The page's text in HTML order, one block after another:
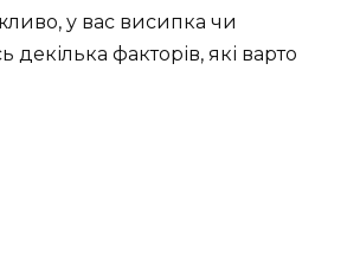
у вас висипка чи
факторів, які варто